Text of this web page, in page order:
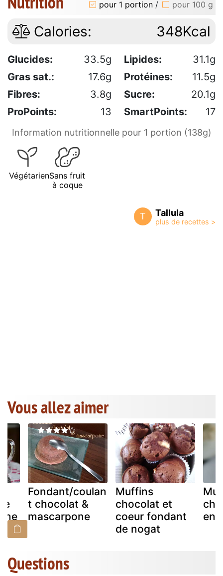
pour 1 portion / pour 100 g
Calories: 348Kcal
Glucides: 33.5g Lipides:
31.1g
Gras sat.:
17.6g Protéines:
11.5g
Fibres:
3.8g Sucre:
20.1g
ProPoints:
13 SmartPoints: 17
Information nutritionnelle pour 1 portion (138g)
VégétarienSans fruit
à coque
T Tallula
Vous allez aimer
Fondant/coulan
t chocolat &
mascarpone
Muffins
chocolat et
coeur fondant
de nogat
en-
Questions